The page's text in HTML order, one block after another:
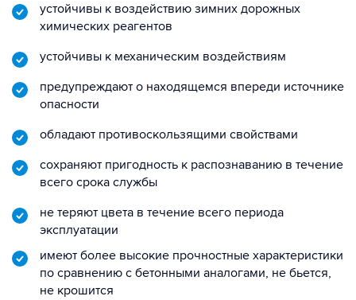
устойчивы к воздействию зимних дорожных
химических реагентов
устойчивы к механическим воздействиям
предупреждают о находящемся впереди источнике
опасности
обладают противоскользящими свойствами
сохраняют пригодность к распознаванию в течение
всего срока службы
не теряют цвета в течение всего периода
эксплуатации
имеют более высокие прочностные характеристики
по сравнению с бетонными аналогами, не бьется,
не крошится